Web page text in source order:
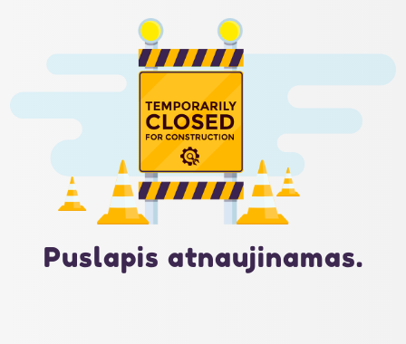
Puslapis atnaujinamas.